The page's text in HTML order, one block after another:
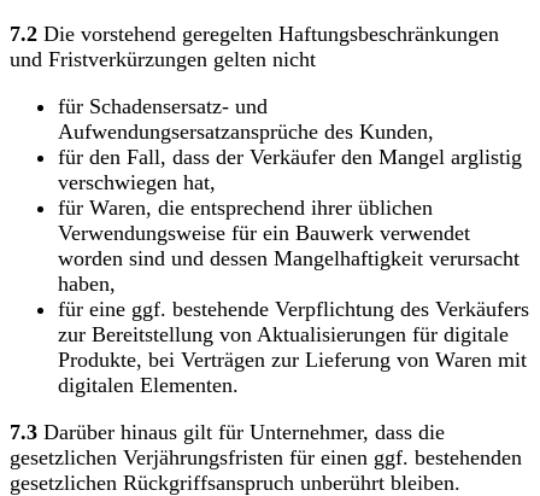
7.2 Die vorstehend geregelten Haftungsbeschränkungen
und Fristverkürzungen gelten nicht
für Schadensersatz- und
Aufwendungsersatzansprüche des Kunden,
für den Fall, dass der Verkäufer den Mangel arglistig
verschwiegen hat,
für Waren, die entsprechend ihrer üblichen
Verwendungsweise für ein Bauwerk verwendet
worden sind und dessen Mangelhaftigkeit verursacht
haben,
für eine ggf. bestehende Verpflichtung des Verkäufers
zur Bereitstellung von Aktualisierungen für digitale
Produkte, bei Verträgen zur Lieferung von Waren mit
digitalen Elementen.
7.3 Darüber hinaus gilt für Unternehmer, dass die
gesetzlichen Verjährungsfristen für einen ggf. bestehenden
gesetzlichen Rückgriffsanspruch unberührt bleiben.